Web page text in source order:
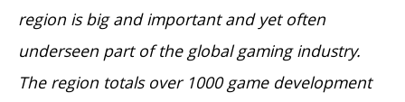
region is big and important and yet often
underseen part of the global gaming industry.
The region totals over 1000 game development